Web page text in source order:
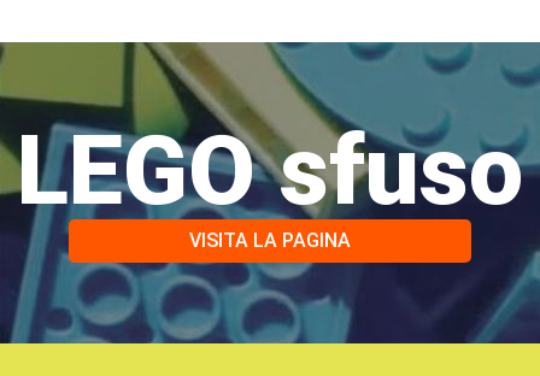
LEGO sfuso
VISITA LA PAGINA